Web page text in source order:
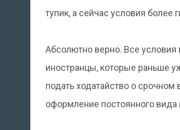
тупик, а сейчас условия более
Абсолютно верно. Все условия
иностранцы, которые раньше
подать ходатайство о
оформление постоянного